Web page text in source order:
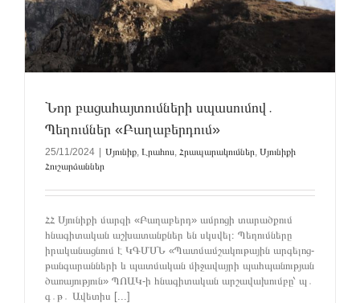
Նոր բացահայտումների սպասումով․
Պեղումներ «Բաղաբերդում»
25/11/2024 | Սյունիք Լրահոս Հրապարակումներ Սյունիքի
Հուշարձաններ
ՀՀ Սյունիքի մարզի «Բաղաբերդ» ամրոցի տարածքում
հնագիտական աշխատանքներ են սկսվել։ Պեղումները
իրականացնում է ԿԳՄՍՆ «Պատմամշակութային արգելոց-
թանգարանների և պատմական միջավայրի պահպանության
ծառայություն» ՊՈԱԿ-ի հնագիտական արշավախումբը՝ պ․
գ․թ․ Ավետիս [...]